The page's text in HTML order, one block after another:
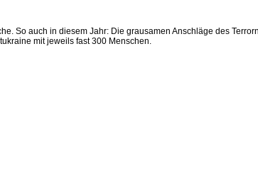
So auch in diesem Jahr: Die grausamen Anschläge des
mit jeweils fast 300 Menschen.